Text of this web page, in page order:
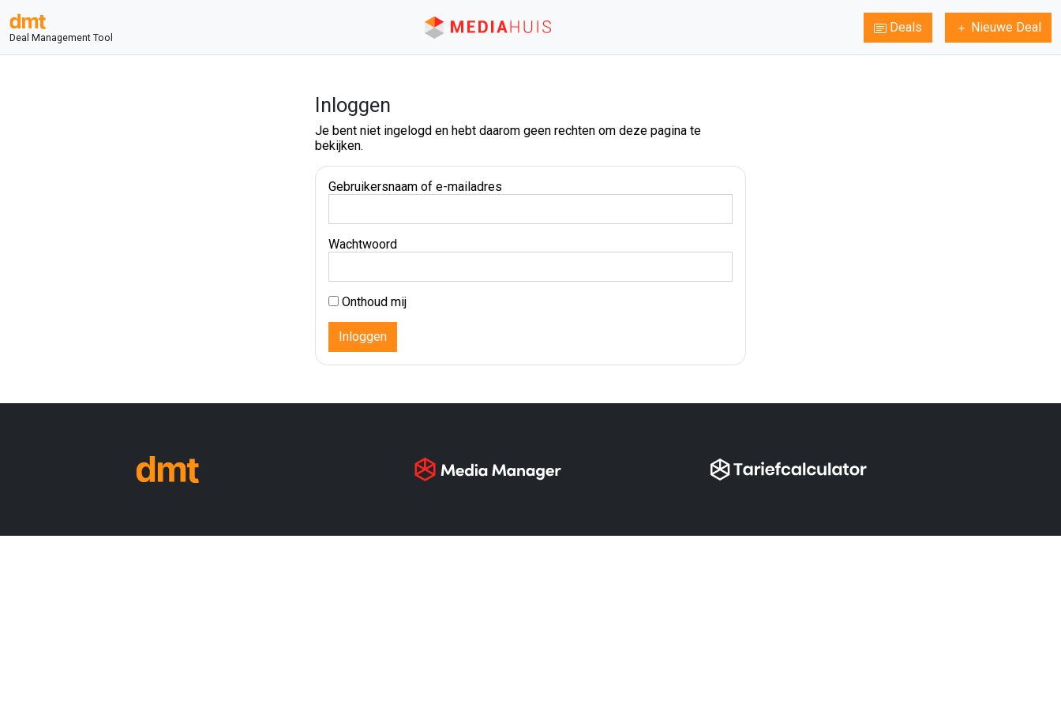
Deal Management Tool
Deals Nieuwe Deal
Inloggen
Je bent niet ingelogd en hebt daarom geen rechten om deze pagina te
bekijken.
Gebruikersnaam of e-mailadres
Wachtwoord
Onthoud mij